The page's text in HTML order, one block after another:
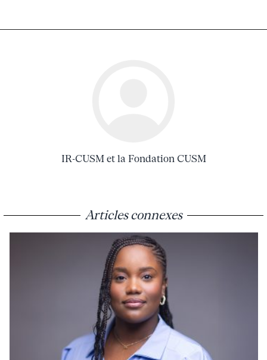
IR-CUSM et la Fondation CUSM
Articles connexes